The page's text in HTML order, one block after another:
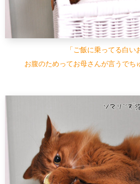
「ご飯に乗ってる白い
お腹のためってお母さんが言うでち